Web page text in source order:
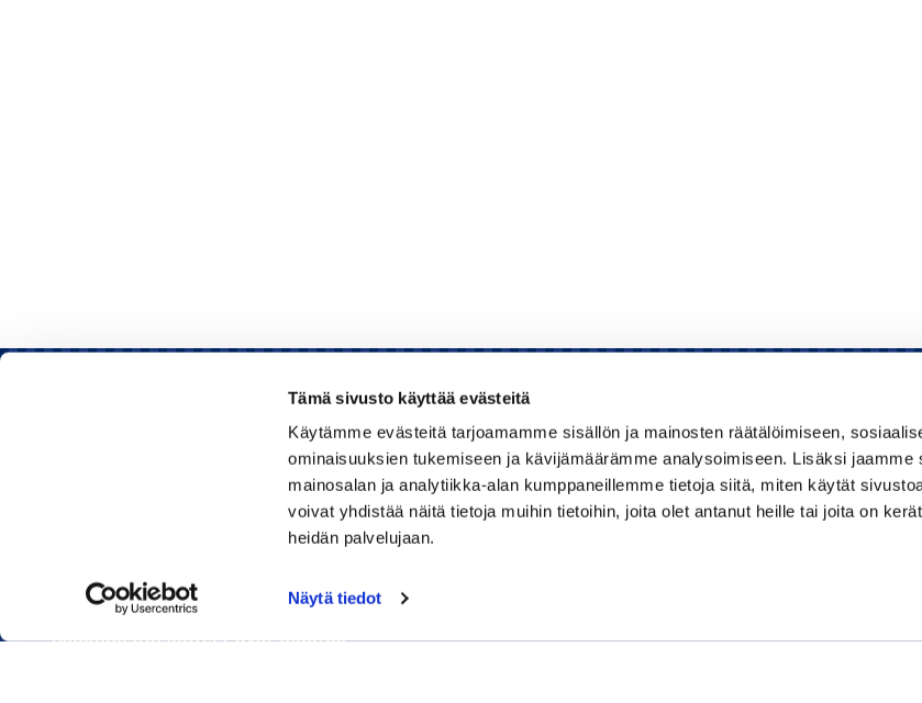
Tämä sivusto käyttää evästeitä
Käytämme evästeitä tarjoamamme sisällön ja mainosten räätälöimiseen,
ominaisuuksien tukemiseen ja kävijämäärämme analysoimiseen. Lisäksi jaamme
mainosalan ja analytiikka-alan kumppaneillemme tietoja siitä, miten käytät
voivat yhdistää näitä tietoja muihin tietoihin, joita olet antanut heille tai joita on
heidän palvelujaan.
Näytä tiedot
Rauman kauppakamari
Huom! Vientikaupan asiakirjoihin liittyvät kyselyt
040 1828 268(Heini Yli-Antola)
Sähköpostiosoitteet ovat muotoa
Kauppakamari
Koulutukset ja tapahtumat